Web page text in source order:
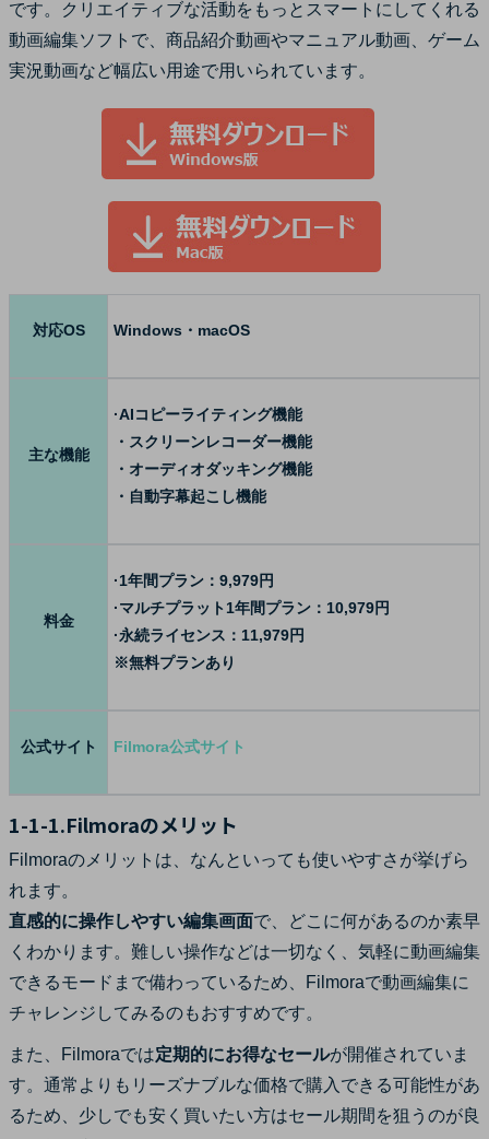
です。クリエイティブな活動をもっとスマートにしてくれる
動画編集ソフトで、商品紹介動画やマニュアル動画、ゲーム
実況動画など幅広い用途で用いられています。
対応OS Windows・macOS
主な機能
·AIコピーライティング機能
・スクリーンレコーダー機能
・オーディオダッキング機能
・自動字幕起こし機能
料金
·1年間プラン：9,979円
·マルチプラット1年間プラン：10,979円
·永続ライセンス：11,979円
※無料プランあり
公式サイト Filmora公式サイト
1-1-1.Filmoraのメリット
Filmoraのメリットは、なんといっても使いやすさが挙げら
れます。
直感的に操作しやすい編集画面で、どこに何があるのか素早
くわかります。難しい操作などは一切なく、気軽に動画編集
できるモードまで備わっているため、Filmoraで動画編集に
チャレンジしてみるのもおすすめです。
また、Filmoraでは定期的にお得なセールが開催されていま
す。通常よりもリーズナブルな価格で購入できる可能性があ
るため、少しでも安く買いたい方はセール期間を狙うのが良